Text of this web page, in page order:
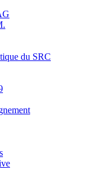
du SRC